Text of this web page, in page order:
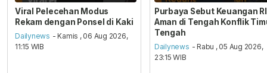
Viral Pelecehan Modus
Rekam dengan Ponsel di Kaki
Dailynews - Kamis , 06 Aug 2026,
11:15 WIB
Purbaya Sebut Keuangan RI
Aman di Tengah Konflik
Tengah
Dailynews - Rabu , 05 Aug 2026,
23:15 WIB